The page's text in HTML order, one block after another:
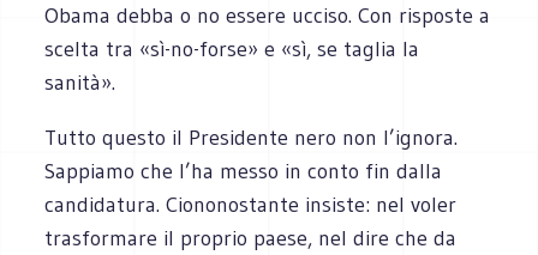
Obama debba o no essere ucciso. Con risposte a
scelta tra «sì-no-forse» e «sì, se taglia la
sanità».
Tutto questo il Presidente nero non l’ignora.
Sappiamo che l’ha messo in conto fin dalla
candidatura. Ciononostante insiste: nel voler
trasformare il proprio paese, nel dire che da